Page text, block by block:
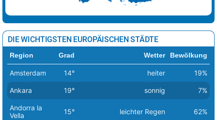
DIE WICHTIGSTEN EUROPÄISCHEN STÄDTE
Region Grad Wetter Bewölkung
Amsterdam 14° heiter 19%
Ankara 19° sonnig 7%
Andorra la
Vella
15° leichter Regen 62%